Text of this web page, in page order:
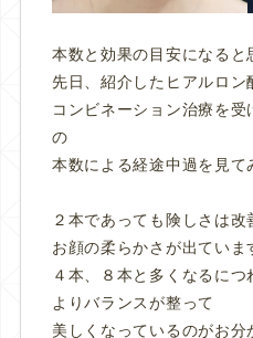
本数と効果の目安になると
先日、紹介したヒアルロン
コンビネーション治療を受
の
本数による経途中過を見て
２本であっても険しさは改
お顔の柔らかさが出ていま
４本、８本と多くなるにつ
よりバランスが整って
美しくなっているのがお分